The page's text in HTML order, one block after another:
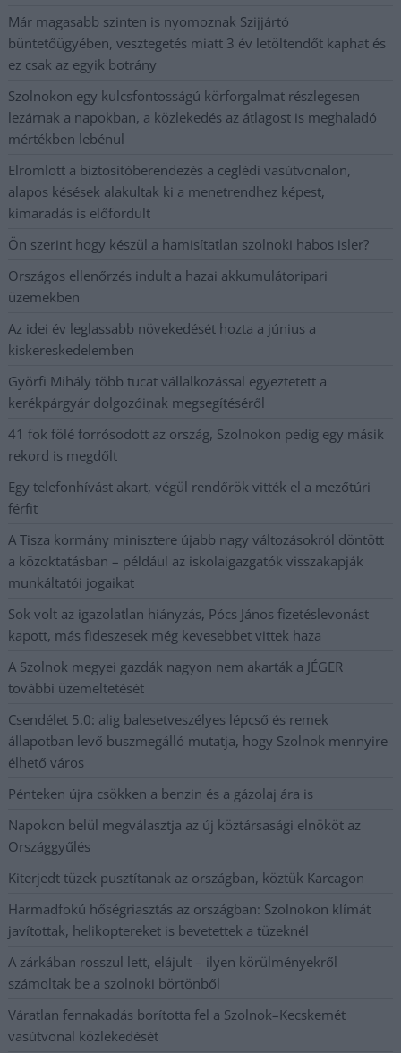
Már magasabb szinten is nyomoznak Szijjártó
büntetőügyében, vesztegetés miatt 3 év letöltendőt kaphat és
ez csak az egyik botrány
Szolnokon egy kulcsfontosságú körforgalmat részlegesen
lezárnak a napokban, a közlekedés az átlagost is meghaladó
mértékben lebénul
Elromlott a biztosítóberendezés a ceglédi vasútvonalon,
alapos késések alakultak ki a menetrendhez képest,
kimaradás is előfordult
Ön szerint hogy készül a hamisítatlan szolnoki habos isler?
Országos ellenőrzés indult a hazai akkumulátoripari
üzemekben
Az idei év leglassabb növekedését hozta a június a
kiskereskedelemben
Györfi Mihály több tucat vállalkozással egyeztetett a
kerékpárgyár dolgozóinak megsegítéséről
41 fok fölé forrósodott az ország, Szolnokon pedig egy másik
rekord is megdőlt
Egy telefonhívást akart, végül rendőrök vitték el a mezőtúri
férfit
A Tisza kormány minisztere újabb nagy változásokról döntött
a közoktatásban – például az iskolaigazgatók visszakapják
munkáltatói jogaikat
Sok volt az igazolatlan hiányzás, Pócs János fizetéslevonást
kapott, más fideszesek még kevesebbet vittek haza
A Szolnok megyei gazdák nagyon nem akarták a JÉGER
további üzemeltetését
Csendélet 5.0: alig balesetveszélyes lépcső és remek
állapotban levő buszmegálló mutatja, hogy Szolnok mennyire
élhető város
Pénteken újra csökken a benzin és a gázolaj ára is
Napokon belül megválasztja az új köztársasági elnököt az
Országgyűlés
Kiterjedt tüzek pusztítanak az országban, köztük Karcagon
Harmadfokú hőségriasztás az országban: Szolnokon klímát
javítottak, helikoptereket is bevetettek a tüzeknél
A zárkában rosszul lett, elájult – ilyen körülményekről
számoltak be a szolnoki börtönből
Váratlan fennakadás borította fel a Szolnok–Kecskemét
vasútvonal közlekedését